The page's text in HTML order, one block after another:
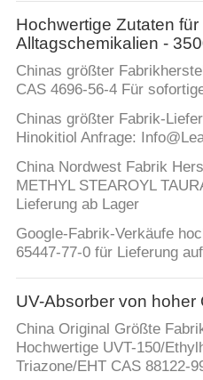
Hochwertige Zutaten
Alltagschemikalien -
Chinas größter
CAS 4696-56-4 Für
Chinas größter Fabrik-
Hinokitiol Anfrage:
China Nordwest Fabrik
METHYL STEAROYL
Lieferung ab Lager
Google-Fabrik-Verkäufe
65447-77-0 für Lieferung
UV-Absorber von
China Original Größte
Hochwertige UVT-150/
Triazone/EHT CAS 88122-